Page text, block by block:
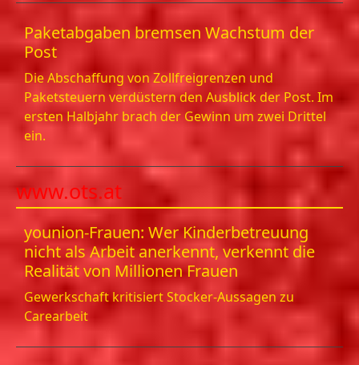
Paketabgaben bremsen Wachstum der
Post
Die Abschaffung von Zollfreigrenzen und
Paketsteuern verdüstern den Ausblick der Post. Im
ersten Halbjahr brach der Gewinn um zwei Drittel
ein.
www.ots.at
younion-Frauen: Wer Kinderbetreuung
nicht als Arbeit anerkennt, verkennt die
Realität von Millionen Frauen
Gewerkschaft kritisiert Stocker-Aussagen zu
Carearbeit